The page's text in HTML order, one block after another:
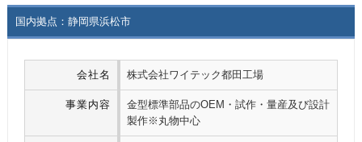
国内拠点：静岡県浜松市
会社名 株式会社ワイテック都田工場
事業内容
金型標準部品のOEM・試作・量産及び設計
製作※丸物中心